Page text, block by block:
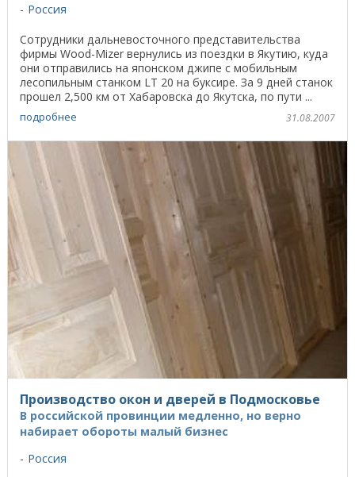
Россия
Сотрудники дальневосточного представительства
фирмы Wood-Mizer вернулись из поездки в Якутию, куда
они отправились на японском джипе с мобильным
лесопильным станком LT 20 на буксире. За 9 дней станок
прошел 2,500 км от Хабаровска до Якутска, по пути ...
подробнее 31.08.2007
Производство окон и дверей в Подмосковье
В российской провинции медленно, но верно
набирает обороты малый бизнес
Россия